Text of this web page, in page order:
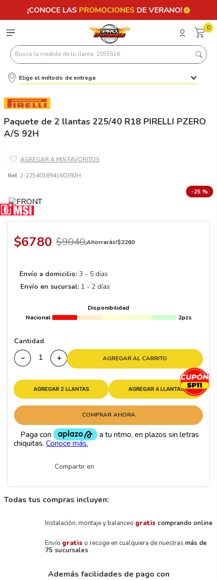
0
Busca la medida de tu llanta: 2055516
Elige el método de entrega
Paquete de 2 llantas 225/40 R18 PIRELLI PZERO
A/S 92H
Ref. 2-225401894160392H
-25 %
$6780 $9040¡Ahorrarás!$2260
Envío a domicilio: 3 - 5 días
Envío en sucursal: 1 - 2 días
Disponibilidad
Nacional
2pzs
Cantidad
＋
－ AGREGAR AL CARRITO
AGREGAR 2 LLANTAS AGREGAR 4 LLANTAS
COMPRAR AHORA
Compartir en
Todas tus compras incluyen:
Instalación, montaje y balanceo gratis comprando online
Envío gratis o recoge en cualquiera de nuestras más de
75 sucursales
Además facilidades de pago con
Términos más buscados
2